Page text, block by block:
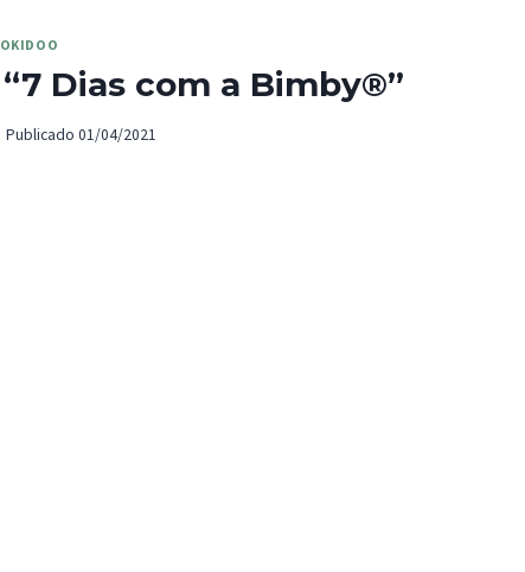
Dias com a Bimby®”
Publicado 01/04/2021